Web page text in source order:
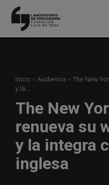
Inicio Audiencia
The New
y la...
The New
renueva su
y la integra
inglesa